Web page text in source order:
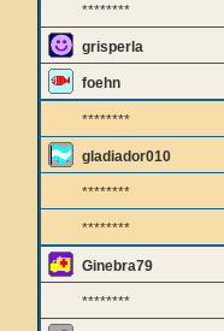
********
grisperla
foehn
********
gladiador010
********
********
Ginebra79
********